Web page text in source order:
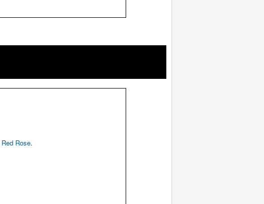
Red Rose.